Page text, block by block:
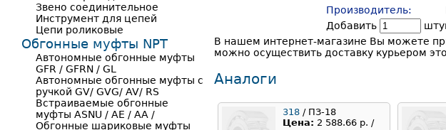
Производитель:
Добавить
В нашем интернет-магазине Вы можете
можно осуществить доставку курьером
Аналоги
318 / ПЗ-18
Цена: 2 588.66 р. /
Звено соединительное
Инструмент для цепей
Цепи роликовые
Обгонные муфты NPT
Автономные обгонные муфты
GFR / GFRN / GL
Автономные обгонные муфты с
ручкой GV/ GVG/ AV/ RS
Встраиваемые обгонные
муфты ASNU / AE / AA /
Обгонные шариковые муфты